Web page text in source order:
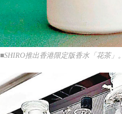
■SHIRO推出香港限定版香水「花茶」。